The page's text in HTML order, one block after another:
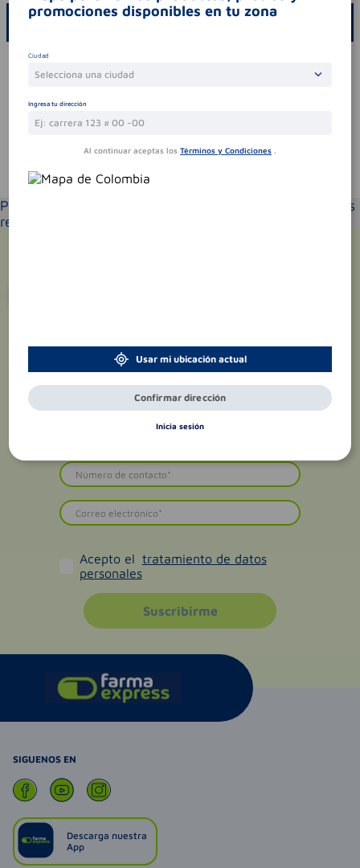
ESCRIBE UN COMENTARIO
Por favor, inicie sesión para escribir un comentario
Te puede interesar
Por favor selecciona tu ubicación y verás los productos
recomendados según la cobertura de entrega
Acepto el tratamiento de datos
personales
Suscribirme
SIGUENOS EN
Descarga nuestra
App
promociones disponibles en tu zona
Ciudad
Selecciona una ciudad
Ingresa tu dirección
Al continuar aceptas los Términos y Condiciones .
Usar mi ubicación actual
Confirmar dirección
Inicia sesión